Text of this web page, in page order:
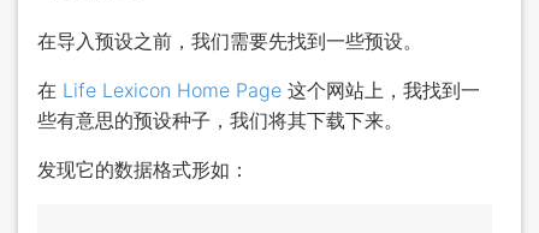
在导入预设之前，我们需要先找到一些预设。
在 Life Lexicon Home Page 这个网站上，我找到一
些有意思的预设种子，我们将其下载下来。
发现它的数据格式形如：